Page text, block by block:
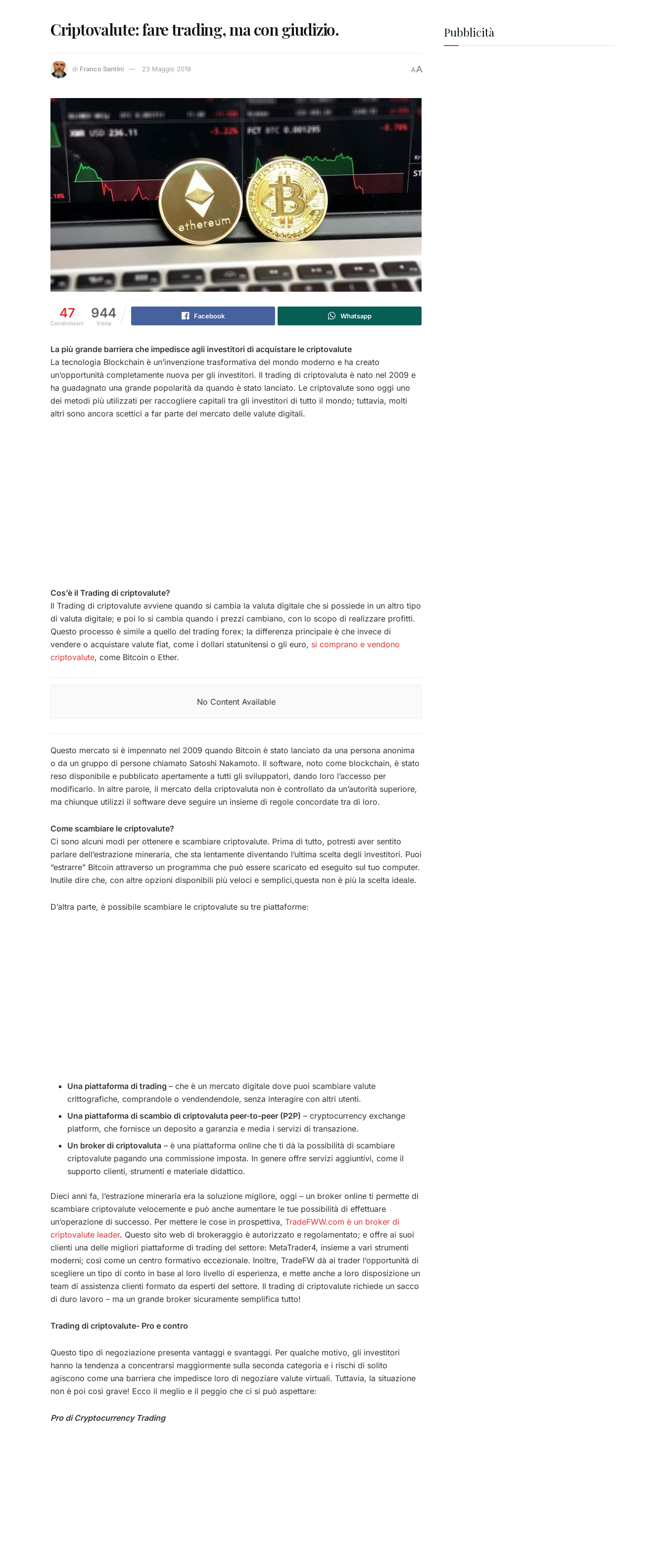
Criptovalute: fare trading, ma con giudizio.
di Franco Santini 23 Maggio 2019 AA
47
Condivisioni
944
Visite
Facebook Whatsapp
La più grande barriera che impedisce agli investitori di acquistare le criptovalute
La tecnologia Blockchain è un’invenzione trasformativa del mondo moderno e ha creato
un’opportunità completamente nuova per gli investitori. Il trading di criptovaluta è nato nel 2009 e
ha guadagnato una grande popolarità da quando è stato lanciato. Le criptovalute sono oggi uno
dei metodi più utilizzati per raccogliere capitali tra gli investitori di tutto il mondo; tuttavia, molti
altri sono ancora scettici a far parte del mercato delle valute digitali.
Cos’è il Trading di criptovalute?
Il Trading di criptovalute avviene quando si cambia la valuta digitale che si possiede in un altro tipo
di valuta digitale; e poi lo si cambia quando i prezzi cambiano, con lo scopo di realizzare profitti.
Questo processo è simile a quello del trading forex; la differenza principale è che invece di
vendere o acquistare valute fiat, come i dollari statunitensi o gli euro, si comprano e vendono
criptovalute, come Bitcoin o Ether.
No Content Available
Questo mercato si è impennato nel 2009 quando Bitcoin è stato lanciato da una persona anonima
o da un gruppo di persone chiamato Satoshi Nakamoto. Il software, noto come blockchain, è stato
reso disponibile e pubblicato apertamente a tutti gli sviluppatori, dando loro l’accesso per
modificarlo. In altre parole, il mercato della criptovaluta non è controllato da un’autorità superiore,
ma chiunque utilizzi il software deve seguire un insieme di regole concordate tra di loro.
Come scambiare le criptovalute?
Ci sono alcuni modi per ottenere e scambiare criptovalute. Prima di tutto, potresti aver sentito
parlare dell’estrazione mineraria, che sta lentamente diventando l’ultima scelta degli investitori. Puoi
“estrarre” Bitcoin attraverso un programma che può essere scaricato ed eseguito sul tuo computer.
Inutile dire che, con altre opzioni disponibili più veloci e semplici,questa non è più la scelta ideale.
D’altra parte, è possibile scambiare le criptovalute su tre piattaforme:
Una piattaforma di trading– che è un mercato digitale dove puoi scambiare valute
crittografiche, comprandole o vendendendole, senza interagire con altri utenti.
Una piattaforma di scambio di criptovaluta peer-to-peer (P2P) – cryptocurrency exchange
platform, che fornisce un deposito a garanzia e media i servizi di transazione.
Un broker di criptovaluta – è una piattaforma online che ti dà la possibilità di scambiare
criptovalute pagando una commissione imposta. In genere offre servizi aggiuntivi, come il
supporto clienti, strumenti e materiale didattico.
Dieci anni fa, l’estrazione mineraria era la soluzione migliore, oggi – un broker online ti permette di
scambiare criptovalute velocemente e può anche aumentare le tue possibilità di effettuare
un’operazione di successo. Per mettere le cose in prospettiva, TradeFWW.com è un broker di
criptovalute leader. Questo sito web di brokeraggio è autorizzato e regolamentato; e offre ai suoi
clienti una delle migliori piattaforme di trading del settore: MetaTrader4, insieme a vari strumenti
moderni; così come un centro formativo eccezionale. Inoltre, TradeFW dà ai trader l’opportunità di
scegliere un tipo di conto in base al loro livello di esperienza, e mette anche a loro disposizione un
team di assistenza clienti formato da esperti del settore. Il trading di criptovalute richiede un sacco
di duro lavoro – ma un grande broker sicuramente semplifica tutto!
Trading di criptovalute- Pro e contro
Questo tipo di negoziazione presenta vantaggi e svantaggi. Per qualche motivo, gli investitori
hanno la tendenza a concentrarsi maggiormente sulla seconda categoria e i rischi di solito
agiscono come una barriera che impedisce loro di negoziare valute virtuali. Tuttavia, la situazione
non è poi così grave! Ecco il meglio e il peggio che ci si può aspettare:
Pro di Cryptocurrency Trading
Pubblicità